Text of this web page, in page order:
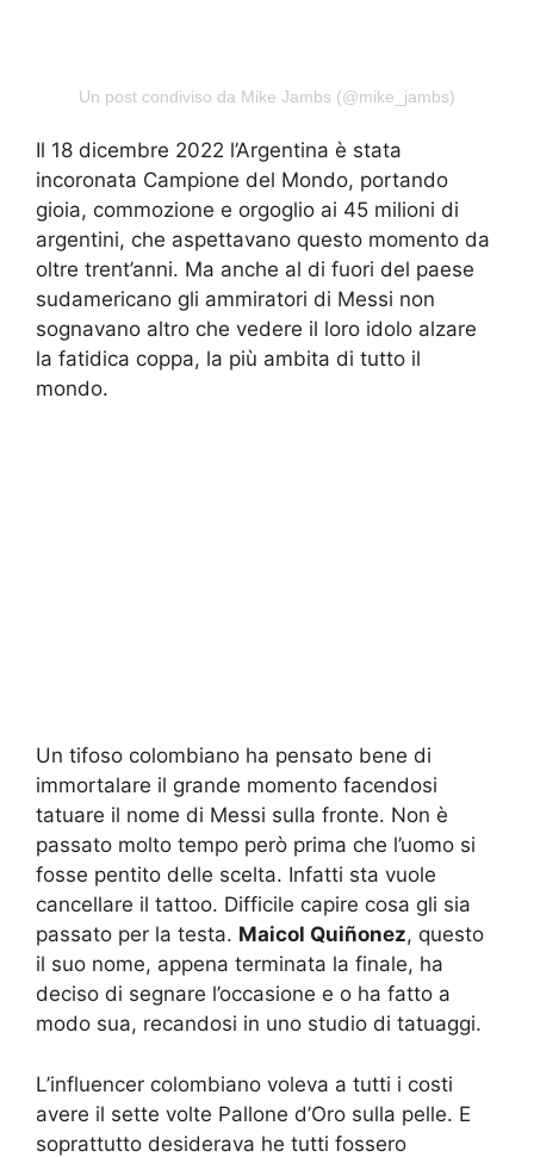
Un post condiviso da Mike Jambs (@mike_jambs)
Il 18 dicembre 2022 l’Argentina è stata
incoronata Campione del Mondo, portando
gioia, commozione e orgoglio ai 45 milioni di
argentini, che aspettavano questo momento da
oltre trent’anni. Ma anche al di fuori del paese
sudamericano gli ammiratori di Messi non
sognavano altro che vedere il loro idolo alzare
la fatidica coppa, la più ambita di tutto il
mondo.
Un tifoso colombiano ha pensato bene di
immortalare il grande momento facendosi
tatuare il nome di Messi sulla fronte. Non è
passato molto tempo però prima che l’uomo si
fosse pentito delle scelta. Infatti sta vuole
cancellare il tattoo. Difficile capire cosa gli sia
passato per la testa. Maicol Quiñonez, questo
il suo nome, appena terminata la finale, ha
deciso di segnare l’occasione e o ha fatto a
modo sua, recandosi in uno studio di tatuaggi.
L’influencer colombiano voleva a tutti i costi
avere il sette volte Pallone d’Oro sulla pelle. E
soprattutto desiderava he tutti fossero